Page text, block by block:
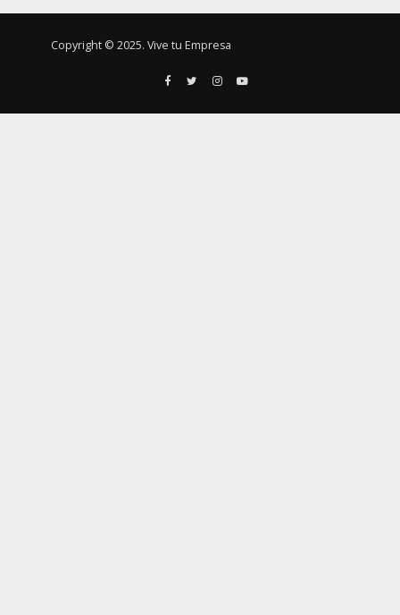
Copyright © 2025. Vive tu Empresa